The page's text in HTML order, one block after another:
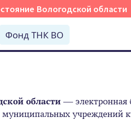
Вологодской области
Фонд ТНК ВО
области— электронная
учреждений